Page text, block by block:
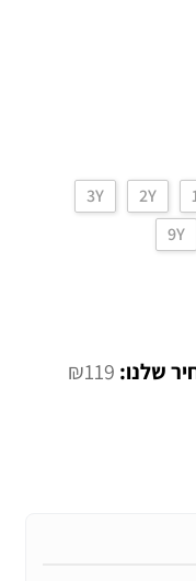
2Y
3Y
9Y
₪119 המחיר